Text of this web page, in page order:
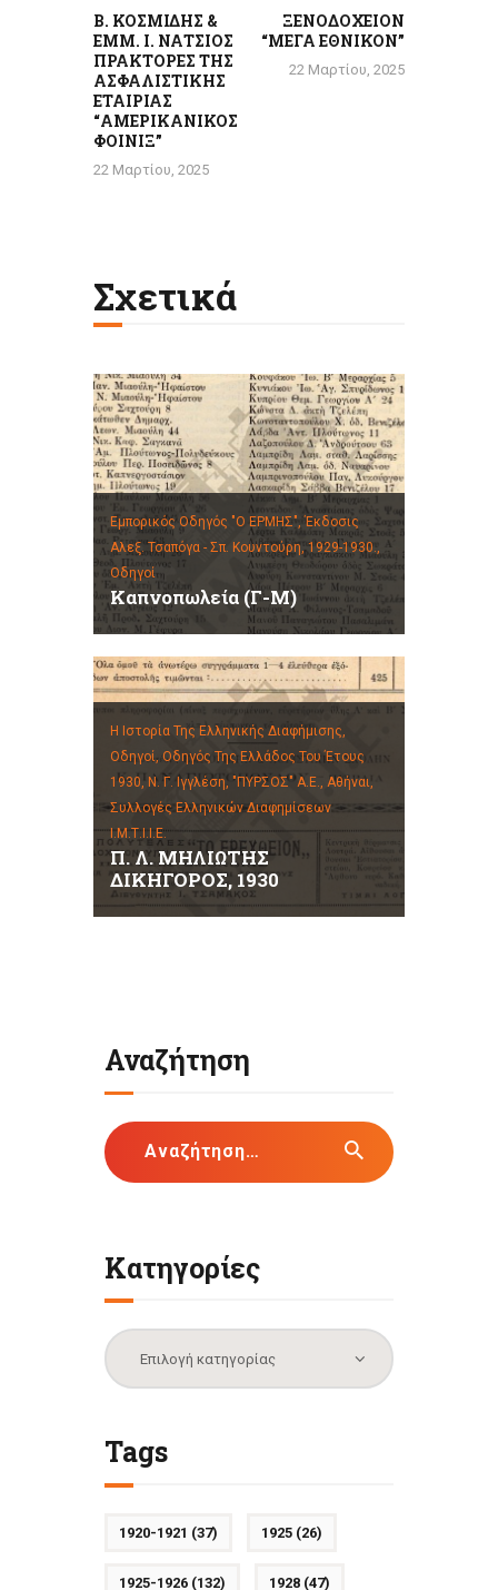
Β. ΚΟΣΜΙΔΗΣ &
ΕΜΜ. Ι. ΝΑΤΣΙΟΣ
ΠΡΑΚΤΟΡΕΣ ΤΗΣ
ΑΣΦΑΛΙΣΤΙΚΗΣ
ΕΤΑΙΡΙΑΣ
“ΑΜΕΡΙΚΑΝΙΚΟΣ
ΦΟΙΝΙΞ”
22 Μαρτίου, 2025
ΞΕΝΟΔΟΧΕΙΟΝ
“ΜΕΓΑ ΕΘΝΙΚΟΝ”
22 Μαρτίου, 2025
Σχετικά
Εμπορικός Οδηγός "Ο ΕΡΜΗΣ", Έκδοσις
Αλεξ. Τσαπόγα - Σπ. Κουντούρη, 1929-1930.,
Οδηγοί
Καπνοπωλεία (Γ-Μ)
Η Ιστορία Της Ελληνικής Διαφήμισης,
Οδηγοί, Οδηγός Της Ελλάδος Του Έτους
1930, Ν. Γ. Ιγγλέση, "ΠΥΡΣΟΣ" Α.Ε., Αθήναι,
Συλλογές Ελληνικών Διαφημίσεων
Ι.Μ.Τ.Ι.Ι.Ε.
Π. Λ. ΜΗΛΙΩΤΗΣ
ΔΙΚΗΓΟΡΟΣ, 1930
Αναζήτηση
Αναζήτηση
για:
Κατηγορίες
Κατηγορίες
Tags
1920-1921 (37) 1925(26)
1925-1926(132) 1928(47)